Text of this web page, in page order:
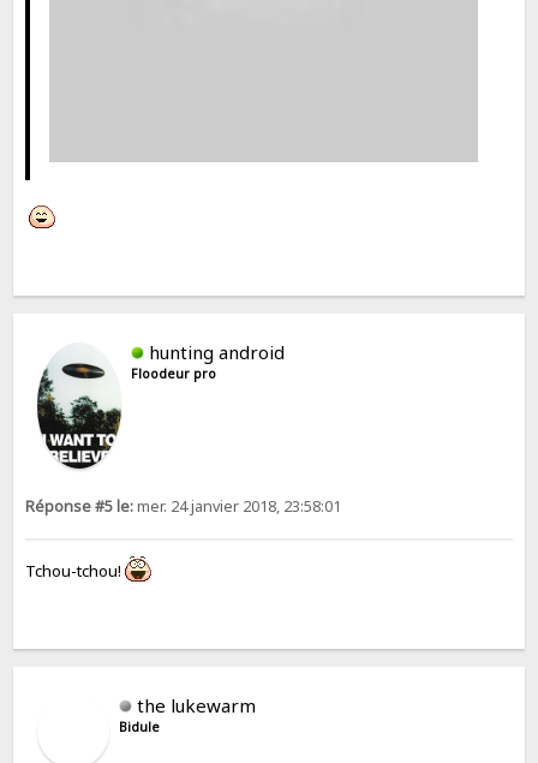
hunting android
Floodeur pro
Réponse #5 le:mer. 24 janvier 2018, 23:58:01
Tchou-tchou!
the lukewarm
Bidule